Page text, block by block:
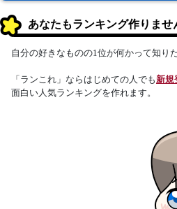
あなたもランキング作りませ
自分の好きなものの1位が何かって知り
「ランこれ」ならはじめての人でも新規
面白い人気ランキングを作れます。